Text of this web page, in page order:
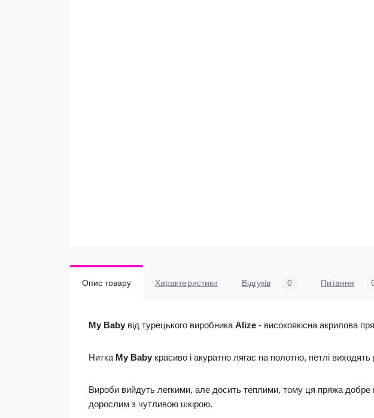
Опис товару Характеристики Відгуків 0 Питання
My Baby від турецького виробника Alize - високоякісна акрилова
Нитка My Baby красиво і акуратно лягає на полотно, петлі виходять
Вироби вийдуть легкими, але досить теплими, тому ця пряжа добре
дорослим з чутливою шкірою.